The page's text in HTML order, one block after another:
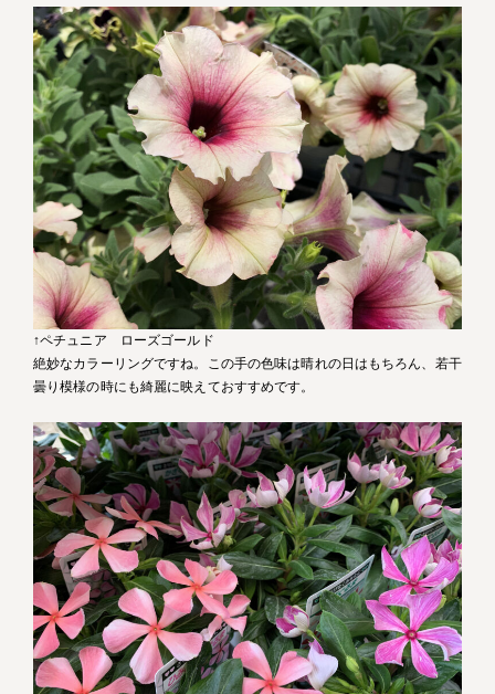
↑ペチュニア ローズゴールド
絶妙なカラーリングですね。この手の色味は晴れの日はもちろん、若干
曇り模様の時にも綺麗に映えておすすめです。